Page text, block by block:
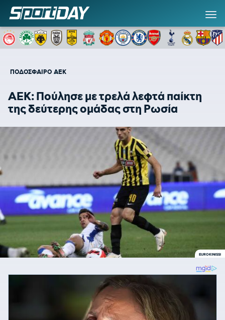
ΠΟΔΟΣΦΑΙΡΟ ΑΕΚ
ΑΕΚ: Πούλησε με τρελά λεφτά παίκτη
της δεύτερης ομάδας στη Ρωσία
EUROKINISSI